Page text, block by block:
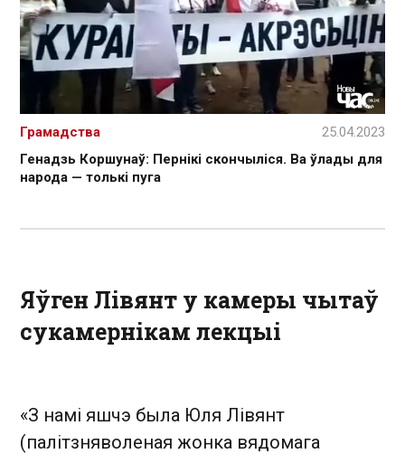
Генадзь Коршунаў: Пернікі скончыліся. Ва ўлады для
народа — толькі пуга
Грамадства 25.04.2023
Яўген Лівянт у камеры чытаў
сукамернікам лекцыі
«З намі яшчэ была Юля Лівянт
(палітзняволеная жонка вядомага